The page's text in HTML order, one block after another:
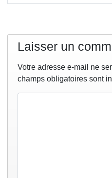
Laisser un
Votre adresse e-mail ne
champs obligatoires sont